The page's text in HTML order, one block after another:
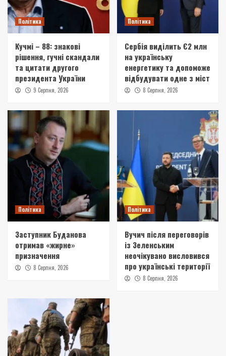
Політика
Кучмі – 88: знакові
рішення, гучні скандали
та цитати другого
президента України
9 Серпня, 2026
Політика
Сербія виділить €2 млн
на українську
енергетику та допоможе
відбудувати одне з міст
8 Серпня, 2026
Політика
Заступник Буданова
отримав «жирне»
призначення
8 Серпня, 2026
Політика
Вучич після переговорів
із Зеленським
неочікувано висловився
про українські території
8 Серпня, 2026